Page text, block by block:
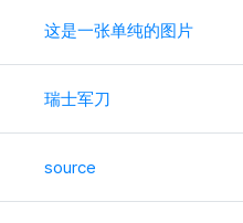
这是一张单纯的图片
瑞士军刀
source